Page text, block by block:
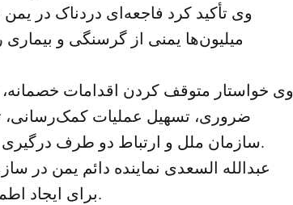
وی تأکید کرد فاجعه‌ای دردناک در
میلیون‌ها یمنی از گرسنگی و بیماری
وی خواستار متوقف کردن اقدامات
ضروری، تسهیل عملیات کمک‌رسانی،
سازمان ملل و ارتباط دو طرف درگیری با گریفیتس برای اجرای توافقات سوئد شد.
عبدالله السعدی نماینده دائم یمن در
برای ایجاد اطمینان دانست که نویدبخش تحقق صلح است.